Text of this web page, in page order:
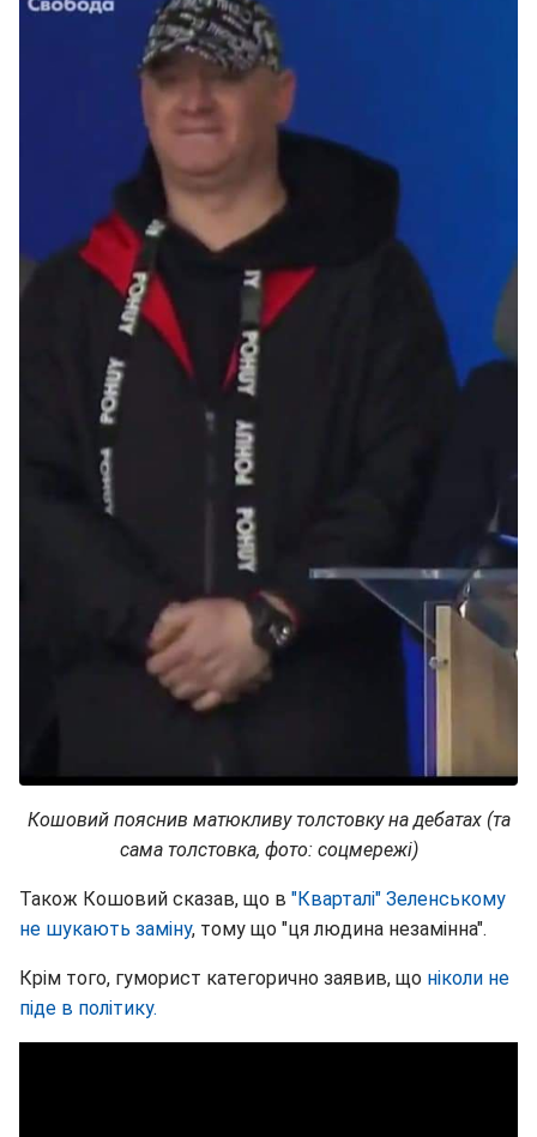
Кошовий пояснив матюкливу толстовку на дебатах (та
сама толстовка, фото: соцмережі)
Також Кошовий сказав, що в "Кварталі" Зеленському
не шукають заміну, тому що "ця людина незамінна".
Крім того, гуморист категорично заявив, що ніколи не
піде в політику.